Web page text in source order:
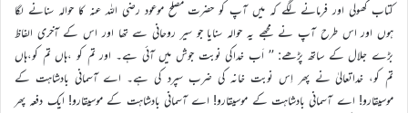
کتاب کھولی اور فرمانے لگے کہ میں آپ کو حضرت مصلح موعود رضی اللہ عنہ کا حوالہ سنانے لگا
ہوں اور اس طرح آپ نے مجھے یہ حوالہ سنایا جو سیر روحانی سے تھا اور اس کے آخری الفاظ
بڑے جلال کے ساتھ پڑھے: ’’ اَب خداکی نوبت جوش میں آئی ہے۔ اور تم کو ،ہاں تم کو،ہاں
تم کو، خداتعالیٰ نے پھر اِس نوبت خانہ کی ضرب سپرد کی ہے۔ اے آسمانی بادشاہت کے
موسیقارو! اے آسمانی بادشاہت کے موسیقارو! اے آسمانی بادشاہت کے موسیقارو! ایک دفعہ پھر